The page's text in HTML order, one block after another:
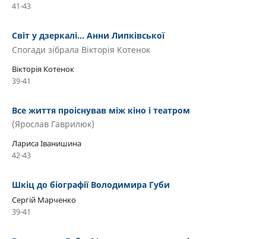
41-43
Світ у дзеркалі… Анни Липківської
Спогади зібрала Вікторія Котенок
Вікторія Котенок
39-41
Все життя проіснував між кіно і театром
(Ярослав Гаврилюк)
Лариса Іванишина
42-43
Шкіц до біографії Володимира Губи
Сергій Марченко
39-41